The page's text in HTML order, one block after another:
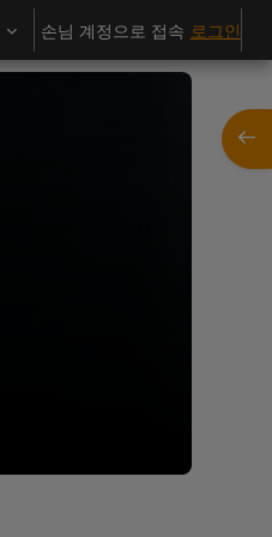
손님 계정으로 접속 로그인
블록